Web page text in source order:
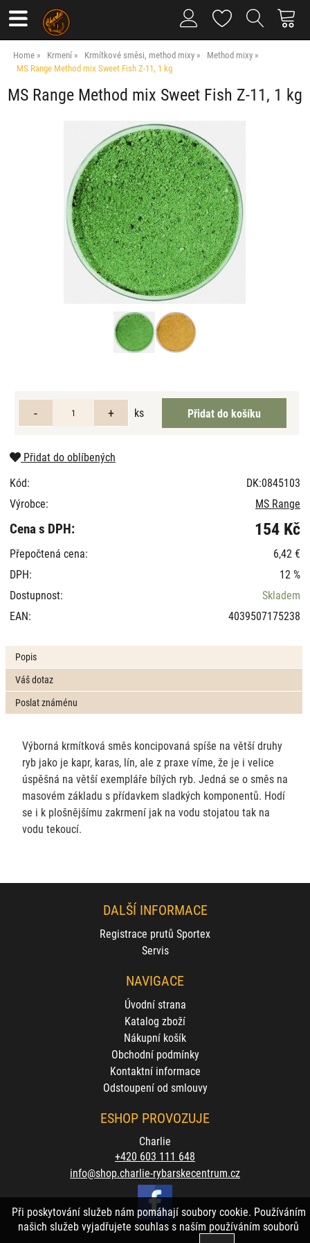
Home Krmení Krmítkové směsi, method mixy
Method mixy
MS Range Method mix Sweet Fish Z-11, 1 kg
MS Range Method mix Sweet Fish Z-11, 1 kg
ks
Přidat do oblíbených
Kód:
DK:0845103
Výrobce:
MS Range
Cena s DPH: 154 Kč
Přepočtená cena:
6,42 €
DPH:
12 %
Dostupnost:
Skladem
EAN:
4039507175238
Popis
Váš dotaz
Poslat známénu
Výborná krmítková směs koncipovaná spíše na větší druhy
ryb jako je kapr, karas, lín, ale z praxe víme, že je i velice
úspěšná na větší exempláře bílých ryb. Jedná se o směs na
masovém základu s přídavkem sladkých komponentů. Hodí
se i k plošnějšímu zakrmení jak na vodu stojatou tak na
vodu tekoucí.
DALŠÍ INFORMACE
Registrace prutů Sportex
Servis
NAVIGACE
Úvodní strana
Katalog zboží
Nákupní košík
Obchodní podmínky
Kontaktní informace
Odstoupení od smlouvy
ESHOP PROVOZUJE
Charlie
+420 603 111 648
info@shop.charlie-rybarskecentrum.cz
Při poskytování služeb nám pomáhají soubory cookie. Používáním
našich služeb vyjadřujete souhlas s naším používáním souborů